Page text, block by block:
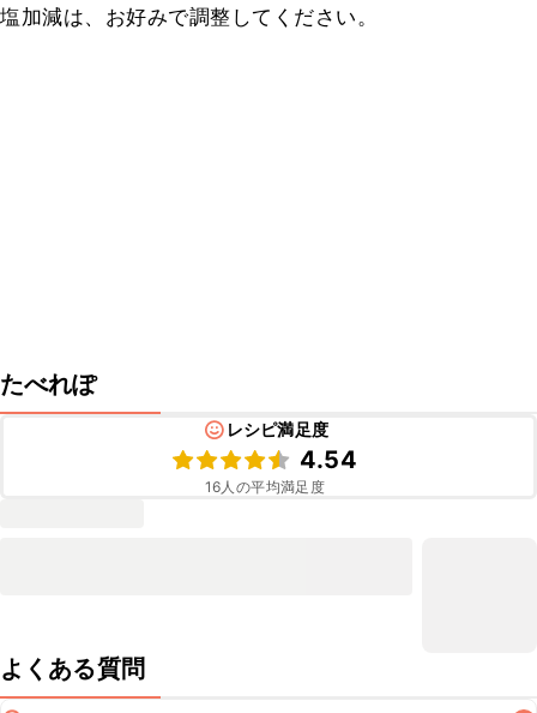
塩加減は、お好みで調整してください。
たべれぽ
レシピ満足度
4.54
16人の平均満足度
よくある質問